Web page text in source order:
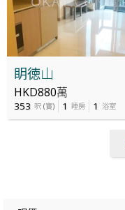
眀徳山
HKD880萬
353 呎 (實) 1 睡房 1 浴室